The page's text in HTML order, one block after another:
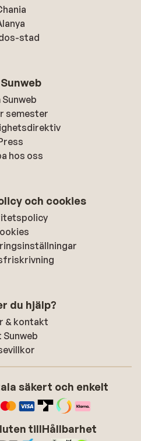
stad
Sunweb
semester
hos oss
och cookies
du hjälp?
& kontakt
säkert och enkelt
tillHållbarhet